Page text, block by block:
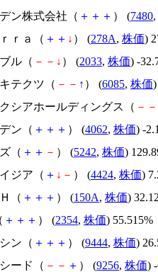
ン株式会社（ ＋ ＋ ＋ ） (7480,
ｒａ（ ＋ ＋ ↓ ） (278A, 株価)
ル（ － － ↓ ） (2033, 株価) -
テクツ（ － － ↑ ） (6085, 株価
シアホールディングス（ － －
ン（ ＋ ＋ ＋ ） (4062, 株価) -
（ ＋ ＋ － ） (5242, 株価)
ジア（ ＋ ↓ － ） (4424, 株価)
（ ＋ ＋ ＋ ） (150A, 株価)
＋ ＋ ＋ ） (2354, 株価) 55.515%
ン（ ＋ ＋ ＋ ） (9444, 株価)
ード（ － － ＋ ） (9256, 株価)